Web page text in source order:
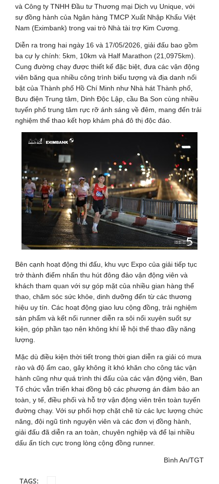
và Công ty TNHH Đầu tư Thương mại Dịch vụ Unique, với
sự đồng hành của Ngân hàng TMCP Xuất Nhập Khẩu Việt
Nam (Eximbank) trong vai trò Nhà tài trợ Kim Cương.
Diễn ra trong hai ngày 16 và 17/05/2026, giải đấu bao gồm
ba cự ly chính: 5km, 10km và Half Marathon (21,0975km).
Cung đường chạy được thiết kế đặc biệt, đưa các vận động
viên băng qua nhiều công trình biểu tượng và địa danh nổi
bật của Thành phố Hồ Chí Minh như Nhà hát Thành phố,
Bưu điện Trung tâm, Dinh Độc Lập, cầu Ba Son cùng nhiều
tuyến phố trung tâm rực rỡ ánh sáng về đêm, mang đến trải
nghiệm thể thao kết hợp khám phá đô thị độc đáo.
Bên cạnh hoạt động thi đấu, khu vực Expo của giải tiếp tục
trở thành điểm nhấn thu hút đông đảo vận động viên và
khách tham quan với sự góp mặt của nhiều gian hàng thể
thao, chăm sóc sức khỏe, dinh dưỡng đến từ các thương
hiệu uy tín. Các hoạt động giao lưu cộng đồng, trải nghiệm
sản phẩm và kết nối runner diễn ra sôi nổi xuyên suốt sự
kiện, góp phần tạo nên không khí lễ hội thể thao đầy năng
lượng.
Mặc dù điều kiện thời tiết trong thời gian diễn ra giải có mưa
rào và độ ẩm cao, gây không ít khó khăn cho công tác vận
hành cũng như quá trình thi đấu của các vận động viên, Ban
Tổ chức vẫn triển khai đồng bộ các phương án đảm bảo an
toàn, y tế, điều phối và hỗ trợ vận động viên trên toàn tuyến
đường chạy. Với sự phối hợp chặt chẽ từ các lực lượng chức
năng, đội ngũ tình nguyện viên và các đơn vị đồng hành,
giải đấu đã diễn ra an toàn, chuyên nghiệp và để lại nhiều
dấu ấn tích cực trong lòng cộng đồng runner.
Bình An/TGT
TAGS: